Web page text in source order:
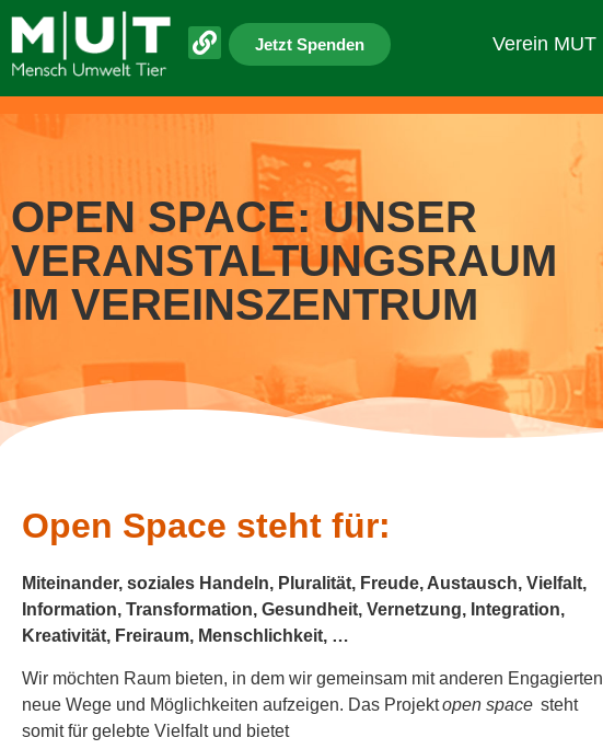
Jetzt Spenden Verein MUT
OPEN SPACE: UNSER
VERANSTALTUNGSRAUM
IM VEREINSZENTRUM
Open Space steht für:
Miteinander, soziales Handeln, Pluralität, Freude, Austausch, Vielfalt,
Information, Transformation, Gesundheit, Vernetzung, Integration,
Kreativität, Freiraum, Menschlichkeit, …
Wir möchten Raum bieten, in dem wir gemeinsam mit anderen Engagierten
neue Wege und Möglichkeiten aufzeigen. Das Projektopen space steht
somit für gelebte Vielfalt und bietet